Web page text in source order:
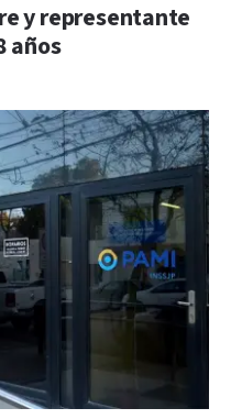
y representante
años